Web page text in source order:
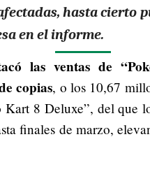
hasta cierto
en el informe.
las ventas de
copias, o los 10,67
Kart 8 Deluxe”, del que
finales de marzo,